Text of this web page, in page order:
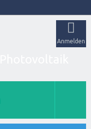
Anmelden